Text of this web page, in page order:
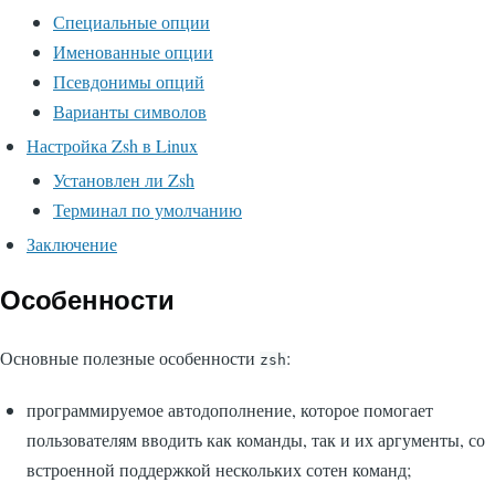
Специальные опции
Именованные опции
Псевдонимы опций
Варианты символов
Настройка Zsh в Linux
Установлен ли Zsh
Терминал по умолчанию
Заключение
Особенности
Основные полезные особенности zsh:
программируемое автодополнение, которое помогает
пользователям вводить как команды, так и их аргументы, со
встроенной поддержкой нескольких сотен команд;